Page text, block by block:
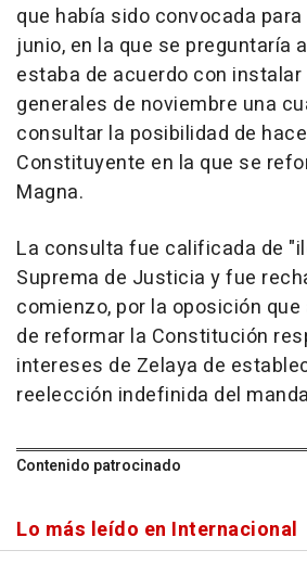
que había sido convocada
junio, en la que se preguntaría
estaba de acuerdo con
generales de noviembre una
consultar la posibilidad de
Constituyente en la que se
Magna.
La consulta fue calificada de
Suprema de Justicia y fue
comienzo, por la oposición que
de reformar la Constitución
intereses de Zelaya de
reelección indefinida del
Contenido patrocinado
Lo más leído en Internacional